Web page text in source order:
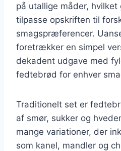
på utallige måder,
tilpasse opskriften til
smagspræferencer.
foretrækker en simpel
dekadent udgave med
fedtebrød for enhver
Traditionelt set er
af smør, sukker og
mange variationer, der
som kanel, mandler og